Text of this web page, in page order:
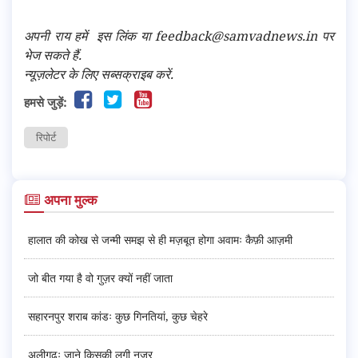
अपनी राय हमें इस लिंक या feedback@samvadnews.in पर
भेज सकते हैं.
न्यूज़लेटर के लिए सब्सक्राइब करें.
हमसे जुड़ें:
रिपोर्ट
अपना मुल्क
हालात की कोख से जन्मी समझ से ही मज़बूत होगा अवामः कैफ़ी आज़मी
जो बीत गया है वो गुज़र क्यों नहीं जाता
सहारनपुर शराब कांडः कुछ गिनतियां, कुछ चेहरे
अलीगढ़ः जाने किसकी लगी नज़र